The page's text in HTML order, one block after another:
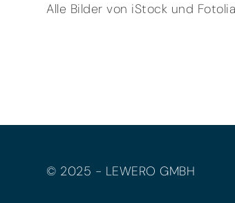
Alle Bilder von iStock und
© 2025 - LEWERO GMBH